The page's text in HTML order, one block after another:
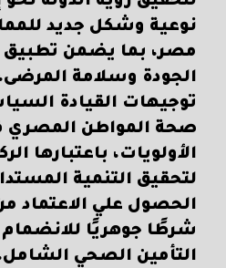
نوعية وشكل جديد
مصر، بما يضمن تطبيق
الجودة وسلامة
توجيهات القيادة
صحة المواطن المصري
الأولويات، باعتبارها
لتحقيق التنمية
الحصول علي الاعتماد
شرطًا جوهريًا
التأمين الصحي